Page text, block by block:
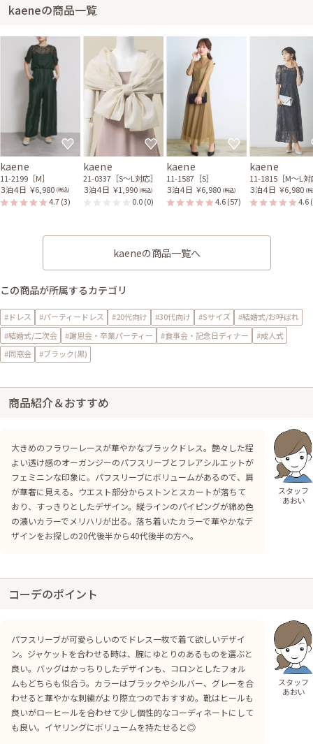
kaeneの商品一覧
kaene
11-2199［M］
３泊４日 ￥6,980 (税込)
4.7(3)
kaene
21-0337［S〜L対応］
３泊４日 ￥1,990 (税込)
0.0(0)
kaene
11-1587［S］
３泊４日 ￥6,980 (税込)
4.6(57)
kaene
11-1815［M〜L
３泊４日 ￥6,980 (
4.6
kaeneの商品一覧へ
この商品が所属するカテゴリ
#ドレス #パーティードレス #20代向け #30代向け #Sサイズ
#結婚式/お呼ばれ
#結婚式/二次会
#謝恩会・卒業パーティー #食事会・記念日ディナー
#成人式
#同窓会
#ブラック(黒)
商品紹介＆おすすめ
大きめのフラワーレースが華やかなブラックドレス。艶々した程
よい透け感のオーガンジーのパフスリーブとフレアシルエットが
フェミニンな印象に。パフスリーブにボリュームがあるので、肩
が華奢に見える。ウエスト部分からストンとスカートが落ちて
おり、すっきりとしたデザイン。縦ラインのパイピングが締め色
の濃いカラーでメリハリが出る。落ち着いたカラーで華やかなデ
ザインをお探しの20代後半から40代後半の方へ。
スタッフ
あおい
コーデのポイント
パフスリーブが可愛らしいのでドレス一枚で着て欲しいデザイ
ン。ジャケットを合わせる時は、腕にゆとりのあるものを選ぶと
良い。バッグはかっちりしたデザインも、コロンとしたフォル
ムもどちらも似合う。カラーはブラックやシルバー、グレーを合
わせると華やかな刺繍がより際立つのでおすすめ。靴はヒールも
良いがローヒールを合わせて少し個性的なコーディネートにして
も良い。イヤリングにボリュームを持たせると◎
スタッフ
あおい